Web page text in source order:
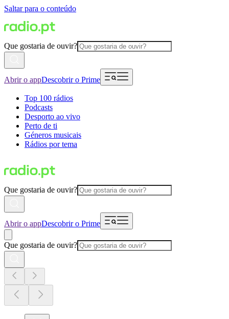
Saltar para o conteúdo
Que gostaria de ouvir?
Abrir o appDescobrir o Prime
Top 100 rádios
Podcasts
Desporto ao vivo
Perto de ti
Géneros musicais
Rádios por tema
Que gostaria de ouvir?
Abrir o appDescobrir o Prime
Que gostaria de ouvir?